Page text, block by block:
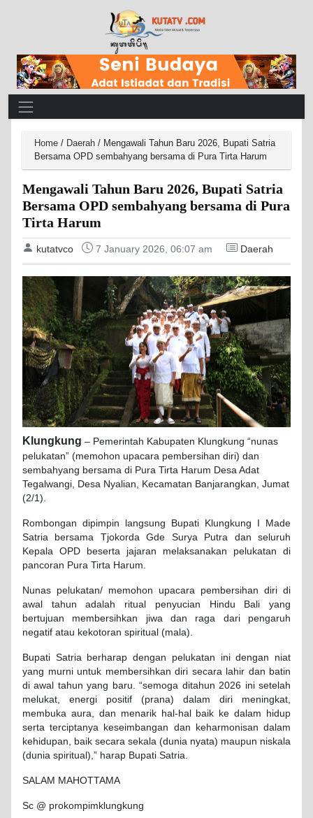
Main Navigation
Home / Daerah / Mengawali Tahun Baru 2026, Bupati Satria
Bersama OPD sembahyang bersama di Pura Tirta Harum
Mengawali Tahun Baru 2026, Bupati Satria
Bersama OPD sembahyang bersama di Pura
Tirta Harum
kutatvco 7 January 2026, 06:07 am Daerah
Klungkung – Pemerintah Kabupaten Klungkung “nunas
pelukatan” (memohon upacara pembersihan diri) dan
sembahyang bersama di Pura Tirta Harum Desa Adat
Tegalwangi, Desa Nyalian, Kecamatan Banjarangkan, Jumat
(2/1).
Rombongan dipimpin langsung Bupati Klungkung I Made
Satria bersama Tjokorda Gde Surya Putra dan seluruh
Kepala OPD beserta jajaran melaksanakan pelukatan di
pancoran Pura Tirta Harum.
Nunas pelukatan/ memohon upacara pembersihan diri di
awal tahun adalah ritual penyucian Hindu Bali yang
bertujuan membersihkan jiwa dan raga dari pengaruh
negatif atau kekotoran spiritual (mala).
Bupati Satria berharap dengan pelukatan ini dengan niat
yang murni untuk membersihkan diri secara lahir dan batin
di awal tahun yang baru. “semoga ditahun 2026 ini setelah
melukat, energi positif (prana) dalam diri meningkat,
membuka aura, dan menarik hal-hal baik ke dalam hidup
serta terciptanya keseimbangan dan keharmonisan dalam
kehidupan, baik secara sekala (dunia nyata) maupun niskala
(dunia spiritual),” harap Bupati Satria.
SALAM MAHOTTAMA
Sc @ prokompimklungkung